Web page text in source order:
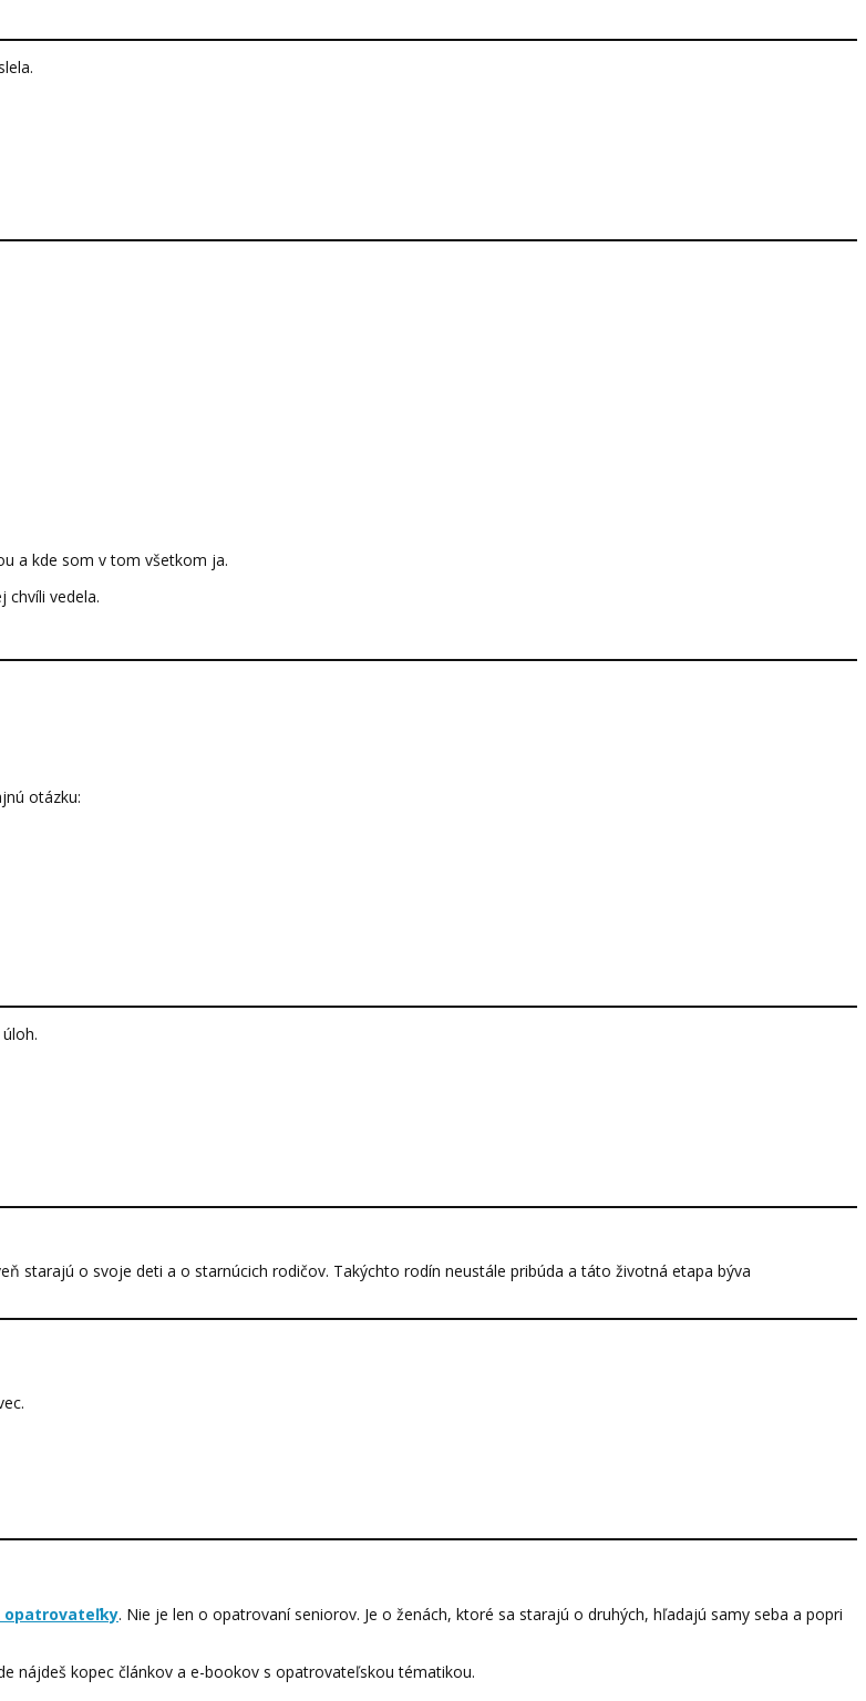
a kde som v tom všetkom ja.
chvíli vedela.
otázku:
starajú o svoje deti a o starnúcich rodičov. Takýchto rodín neustále pribúda a táto životná etapa býva
opatrovateľky. Nie je len o opatrovaní seniorov. Je o ženách, ktoré sa starajú o druhých, hľadajú samy seba a popri
nájdeš kopec článkov a e-bookov s opatrovateľskou tématikou.